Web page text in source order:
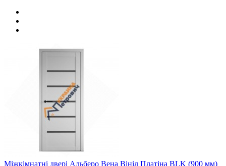
Міжкімнатні двері Альберо Вена Вініл Платіна BLK (900 мм)